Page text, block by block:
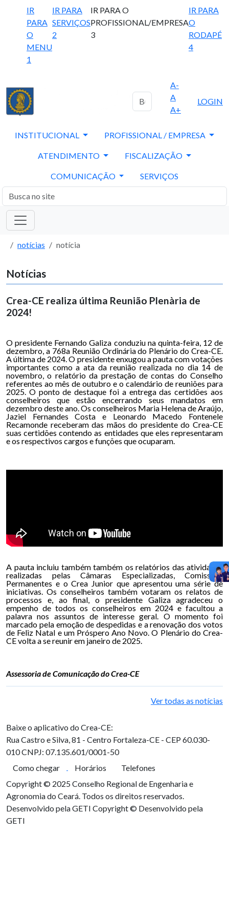
IR
PARA
O
MENU
1
IR PARA
SERVIÇOS
2
IR PARA O
PROFISSIONAL/EMPRESA
3
IR PARA
O
RODAPÉ
4
A-
A
A+
LOGIN
INSTITUCIONAL PROFISSIONAL / EMPRESA
ATENDIMENTO FISCALIZAÇÃO
COMUNICAÇÃO SERVIÇOS
notícias notícia
Notícias
Crea-CE realiza última Reunião Plenària de
2024!
O presidente Fernando Galiza conduziu na quinta-feira, 12 de
dezembro, a 768a Reunião Ordinária do Plenário do Crea-CE.
A última de 2024. O presidente enxugou a pauta com votações
importantes como a ata da reunião realizada no dia 14 de
novembro, o relatório da prestação de contas do Conselho
referentes ao mês de outubro e o calendário de reuniões para
2025. O ponto de destaque foi a entrega das certidões aos
conselheiros que estão encerrando seus mandatos em
dezembro deste ano. Os conselheiros Maria Helena de Araújo,
Jaziel Fernandes Costa e Leonardo Macedo Fontenele
Recamonde receberam das mãos do presidente do Crea-CE
suas certidões contendo as entidades que eles representaram
e os respectivos cargos e funções que ocuparam.
A pauta incluiu também também os relatórios das atividades
realizadas pelas Câmaras Especializadas, Comissões
Permanentes e o Crea Junior que apresentou uma série de
iniciativas. Os conselheiros também votaram os relatos de
processos e, ao final, o presidente Galiza agradeceu o
empenho de todos os conselheiros em 2024 e facultou a
palavra nos assuntos de interesse geral. O momento foi
marcado pela emoção de despedidas e a renovação dos votos
de Feliz Natal e um Próspero Ano Novo. O Plenário do Crea-
CE volta a se reunir em janeiro de 2025.
Assessoria de Comunicação do Crea-CE
Ver todas as notícias
Baixe o aplicativo do Crea-CE:
Rua Castro e Silva, 81 - Centro Fortaleza-CE - CEP 60.030-
010CNPJ: 07.135.601/0001-50
Como chegar
Horários
Telefones
Copyright © 2025 Conselho Regional de Engenharia e
Agronomia do Ceará. Todos os direitos reservados.
Desenvolvido pela GETI Copyright © Desenvolvido pela
GETI